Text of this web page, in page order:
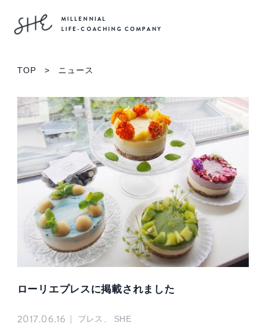
MILLENNIAL
LIFE-COACHING COMPANY
TOP > ニュース
ローリエプレスに掲載されました
2017.06.16 | プレス、 SHE